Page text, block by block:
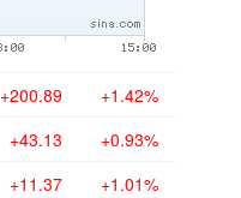
+200.89 +1.42%
+43.13 +0.93%
+11.37 +1.01%